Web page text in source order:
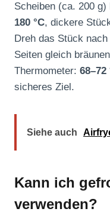
Scheiben (ca. 200
180 °C, dickere
Dreh das Stück
Seiten gleich
Thermometer:
sicheres Ziel.
Siehe auch
Kann ich
verwenden?